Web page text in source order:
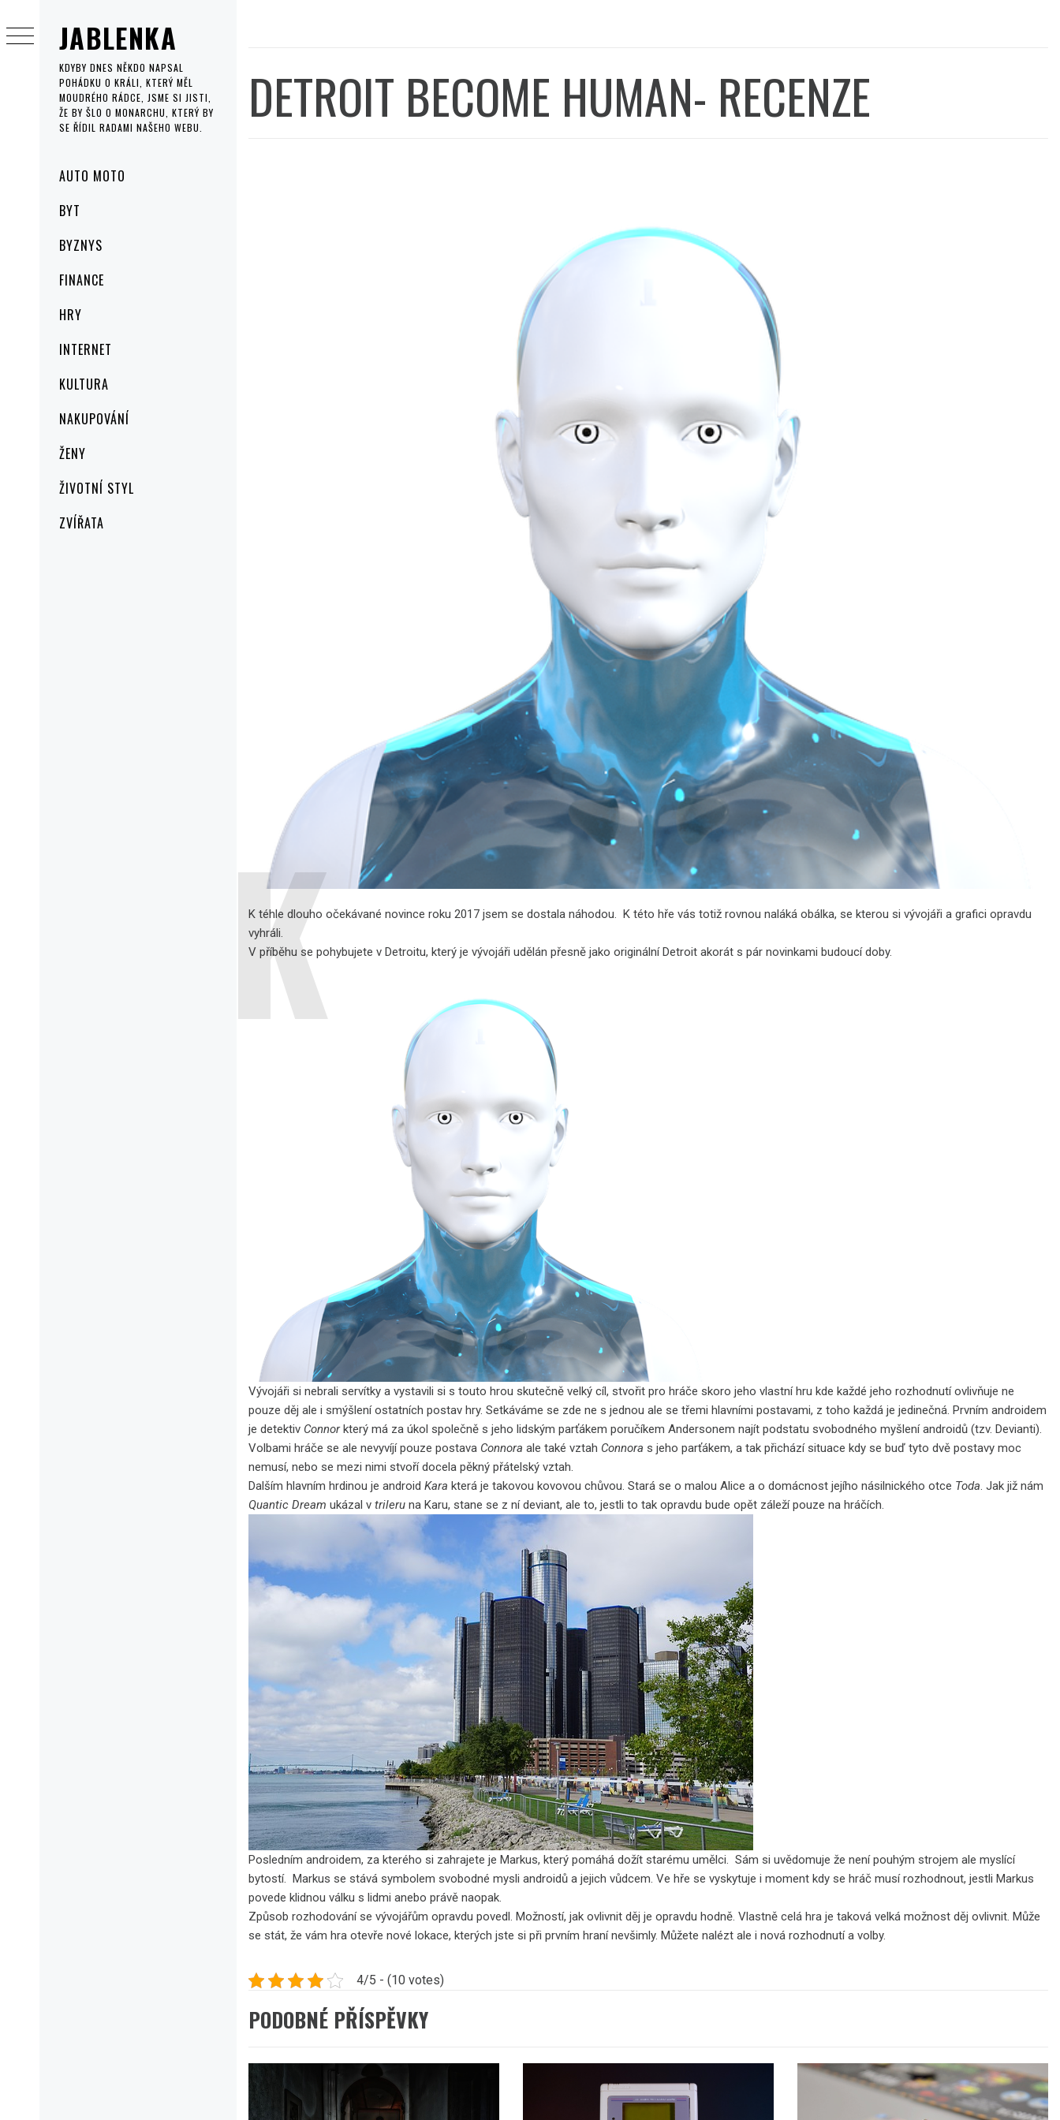
JABLENKA
KDYBY DNES NĚKDO NAPSAL
POHÁDKU O KRÁLI, KTERÝ MĚL
MOUDRÉHO RÁDCE, JSME SI JISTI,
ŽE BY ŠLO O MONARCHU, KTERÝ BY
SE ŘÍDIL RADAMI NAŠEHO WEBU.
MenuAUTO MOTO
BYT
BYZNYS
FINANCE
HRY
INTERNET
KULTURA
NAKUPOVÁNÍ
ŽENY
ŽIVOTNÍ STYL
ZVÍŘATA
to
content
DETROIT BECOME HUMAN- RECENZE
K téhle dlouho očekávané novince roku 2017 jsem se dostala náhodou. K této hře vás totiž rovnou naláká obálka, se kterou si vývojáři a grafici opravdu
vyhráli.
V příběhu se pohybujete v Detroitu, který je vývojáři udělán přesně jako originální Detroit akorát s pár novinkami budoucí doby.
Vývojáři si nebrali servítky a vystavili si s touto hrou skutečně velký cíl, stvořit pro hráče skoro jeho vlastní hru kde každé jeho rozhodnutí ovlivňuje ne
pouze děj ale i smýšlení ostatních postav hry. Setkáváme se zde ne s jednou ale se třemi hlavními postavami, z toho každá je jedinečná. Prvním androidem
je detektiv Connorkterý má za úkol společně s jeho lidským parťákem poručíkem Andersonem najít podstatu svobodného myšlení androidů (tzv. Devianti).
Volbami hráče se ale nevyvíjí pouze postava Connora ale také vztah Connora s jeho parťákem, a tak přichází situace kdy se buď tyto dvě postavy moc
nemusí, nebo se mezi nimi stvoří docela pěkný přátelský vztah.
Dalším hlavním hrdinou je android Kara která je takovou kovovou chůvou. Stará se o malou Alice a o domácnost jejího násilnického otce Toda. Jak již nám
Quantic Dream ukázal v trileru na Karu, stane se z ní deviant, ale to, jestli to tak opravdu bude opět záleží pouze na hráčích.
Posledním androidem, za kterého si zahrajete je Markus, který pomáhá dožít starému umělci. Sám si uvědomuje že není pouhým strojem ale myslící
bytostí. Markus se stává symbolem svobodné mysli androidů a jejich vůdcem. Ve hře se vyskytuje i moment kdy se hráč musí rozhodnout, jestli Markus
povede klidnou válku s lidmi anebo právě naopak.
Způsob rozhodování se vývojářům opravdu povedl. Možností, jak ovlivnit děj je opravdu hodně. Vlastně celá hra je taková velká možnost děj ovlivnit. Může
se stát, že vám hra otevře nové lokace, kterých jste si při prvním hraní nevšimly. Můžete nalézt ale i nová rozhodnutí a volby.
4/5 - (10 votes)
PODOBNÉ PŘÍSPĚVKY